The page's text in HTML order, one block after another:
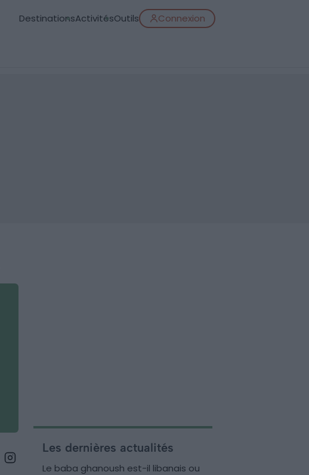
DestinationsActivitésOutils Connexion
Les dernières actualités
Le baba ghanoush est-il libanais ou